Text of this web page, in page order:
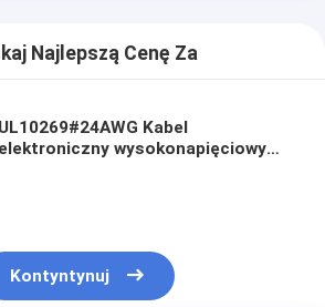
Najlepszą Cenę Za
UL10269#24AWG Kabel
elektroniczny wysokonapięciowy
Kontyntynuj